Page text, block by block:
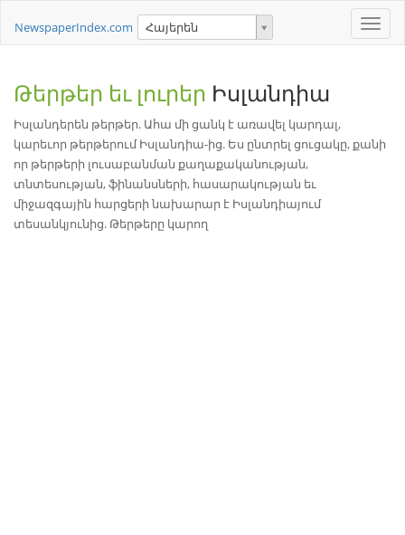
Toggle
NewspaperIndex.com Հայերեն
Թերթեր եւ լուրեր Իսլանդիա
Իսլանդերեն թերթեր. Ահա մի ցանկ է առավել կարդալ,
կարեւոր թերթերում Իսլանդիա-ից. Ես ընտրել ցուցակը, քանի
որ թերթերի լուսաբանման քաղաքականության,
տնտեսության, ֆինանսների, հասարակության եւ
միջազգային հարցերի նախարար է Իսլանդիայում
տեսանկյունից. Թերթերը կարող